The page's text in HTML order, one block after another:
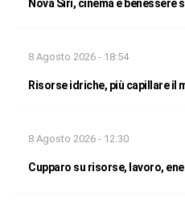
Nova Siri, cinema e benessere
8 Agosto 2026 - 18:54
Risorse idriche, più capillare il
8 Agosto 2026 - 12:30
Cupparo su risorse, lavoro,